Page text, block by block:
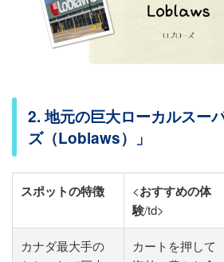
2. 地元の巨大ローカルスー
ズ（Loblaws）」
スポットの特徴 <おすすめの体
験/td>
カナダ最大手の
カートを押して